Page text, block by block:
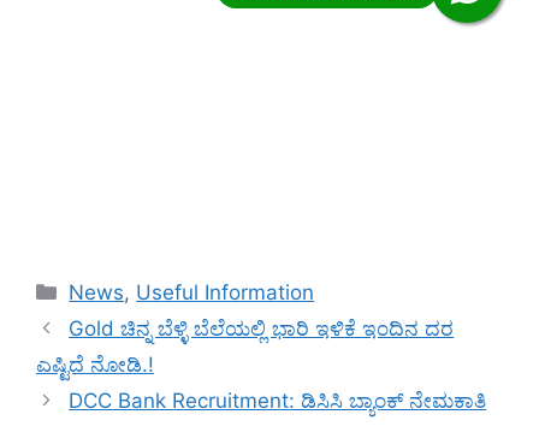
Categories
News, Useful Information
Gold ಚಿನ್ನ ಬೆಳ್ಳಿ ಬೆಲೆಯಲ್ಲಿ ಭಾರಿ ಇಳಿಕೆ ಇಂದಿನ ದರ
ಎಷ್ಟಿದೆ ನೋಡಿ.!
DCC Bank Recruitment: ಡಿಸಿಸಿ ಬ್ಯಾಂಕ್ ನೇಮಕಾತಿ